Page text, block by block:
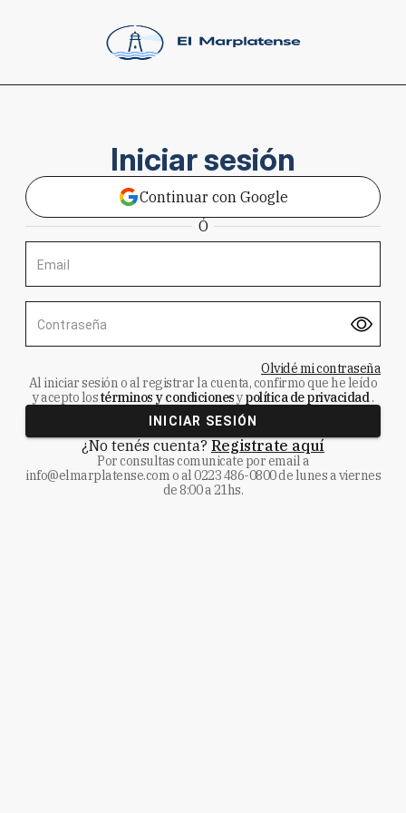
Iniciar sesión
Continuar con Google
Ó
Email
Contraseña
Olvidé mi contraseña
Al iniciar sesión o al registrar la cuenta, confirmo que he leído
y acepto lostérminos y condicionesypolítica de privacidad.
INICIAR SESIÓN
¿No tenés cuenta? Registrate aquí
Por consultas comunicate por email a
info@elmarplatense.como al0223 486-0800de lunes a viernes
de 8:00 a 21hs.